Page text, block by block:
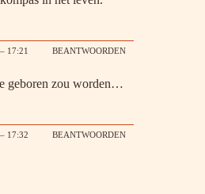
17:21 BEANTWOORDEN
geboren zou worden…
17:32 BEANTWOORDEN